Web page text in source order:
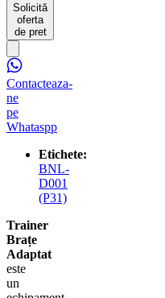
Solicită
oferta
de pret
Contacteaza-
ne
pe
Whataspp
Etichete:
BNL-
D001
(P31)
Trainer
Brațe
Adaptat
este
un